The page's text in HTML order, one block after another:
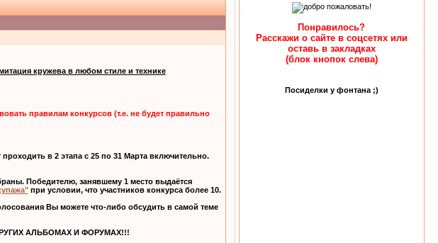
кружева в любом стиле и технике
правилам конкурсов (т.е. не будет правильно
в 2 этапа с 25 по 31 Марта включительно.
Победителю, занявшему 1 место выдаётся
при условии, что участников конкурса более 10.
Вы можете что-либо обсудить в самой теме
АЛЬБОМАХ И ФОРУМАХ!!!
Понравилось?
Расскажи о сайте в соцсетях или
оставь в закладках
(блок кнопок слева)
Посиделки у фонтана ;)